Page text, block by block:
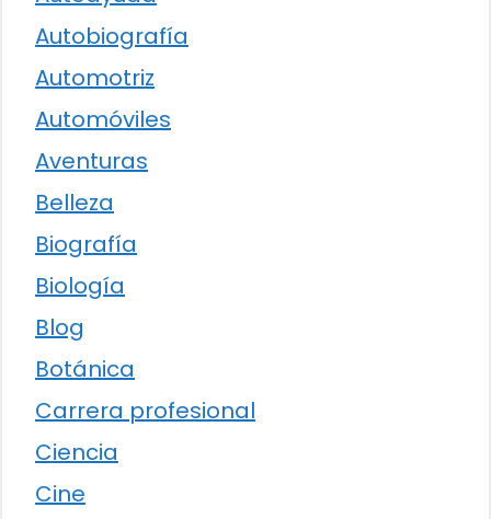
Autobiografía
Automotriz
Automóviles
Aventuras
Belleza
Biografía
Biología
Blog
Botánica
Carrera profesional
Ciencia
Cine